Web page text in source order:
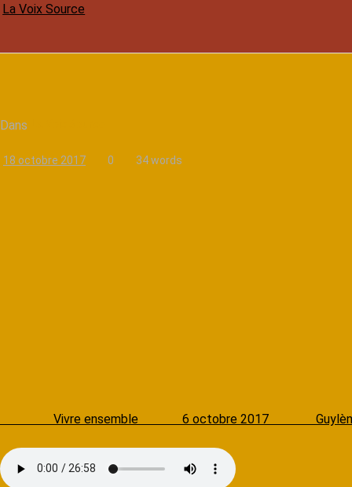
La Voix Source
Dans
18 octobre 2017 0 34 words
Vivre ensemble 6 octobre 2017 Guylène